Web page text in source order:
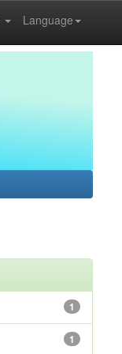
Language
1
1